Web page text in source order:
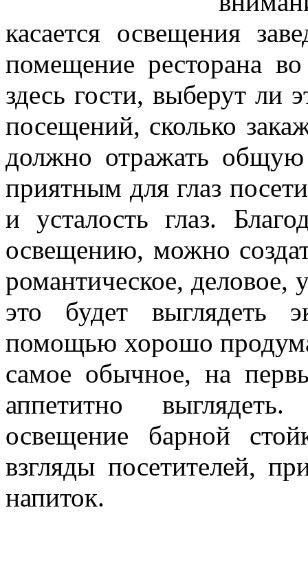
касается освещения
помещение ресторана
здесь гости, выберут ли
посещений, сколько
должно отражать
приятным для глаз
и усталость глаз.
освещению, можно
романтическое, деловое,
это будет выглядеть
помощью хорошо
самое обычное, на
аппетитно
освещение барной
взгляды посетителей,
напиток.